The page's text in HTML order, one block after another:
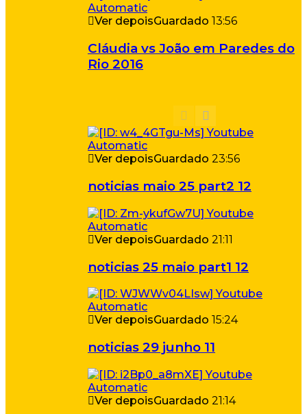
Ver depoisGuardado 13:56
Cláudia vs João em Paredes do
Rio 2016
Ver depoisGuardado 23:56
noticias maio 25 part2 12
Ver depoisGuardado 21:11
noticias 25 maio part1 12
Ver depoisGuardado 15:24
noticias 29 junho 11
Ver depoisGuardado 21:14